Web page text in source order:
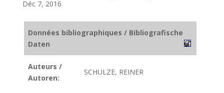
Déc 7, 2016
Données bibliographiques / Bibliografische
Daten
Auteurs /
Autoren:
SCHULZE, REINER